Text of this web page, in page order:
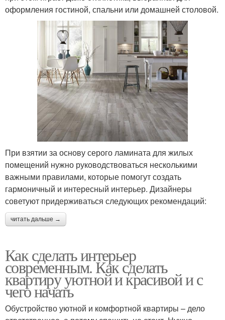
оформления гостиной, спальни или домашней столовой.
При взятии за основу серого ламината для жилых
помещений нужно руководствоваться несколькими
важными правилами, которые помогут создать
гармоничный и интересный интерьер. Дизайнеры
советуют придерживаться следующих рекомендаций:
читать дальше →
Как сделать интерьер
современным. Как сделать
квартиру уютной и красивой и с
чего начать
Обустройство уютной и комфортной квартиры – дело